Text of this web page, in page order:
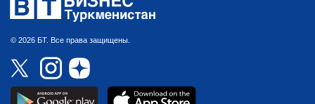
© 2026 БТ. Все права защищены.